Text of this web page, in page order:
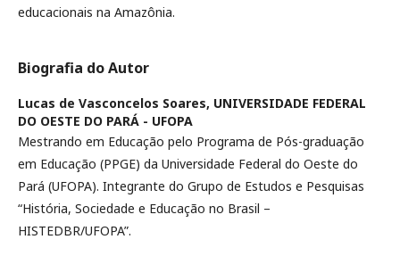
educacionais na Amazônia.
Biografia do Autor
Lucas de Vasconcelos Soares, UNIVERSIDADE FEDERAL
DO OESTE DO PARÁ - UFOPA
Mestrando em Educação pelo Programa de Pós-graduação
em Educação (PPGE) da Universidade Federal do Oeste do
Pará (UFOPA). Integrante do Grupo de Estudos e Pesquisas
“História, Sociedade e Educação no Brasil –
HISTEDBR/UFOPA”.